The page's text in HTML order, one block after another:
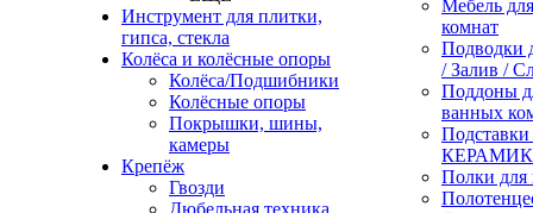
Инструмент для плитки,
гипса, стекла
Колёса и колёсные опоры
Колёса/Подшибники
Колёсные опоры
Покрышки, шины,
камеры
Крепёж
Гвозди
Дюбельная техника
Мебель
комнат
Подводки
/ Залив /
Поддоны
ванных
Полки для